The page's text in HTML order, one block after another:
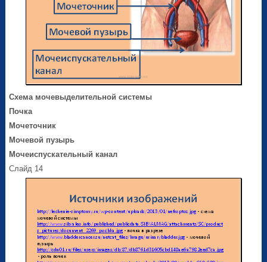
Схема мочевыделительной системы
Почка
Мочеточник
Мочевой пузырь
Мочеиспускательный канал
Слайд 14